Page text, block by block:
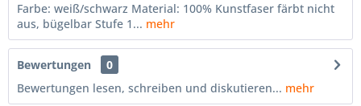
Farbe: weiß/schwarz Material: 100% Kunstfaser färbt nicht
aus, bügelbar Stufe 1... mehr
Bewertungen
0
Bewertungen lesen, schreiben und diskutieren... mehr